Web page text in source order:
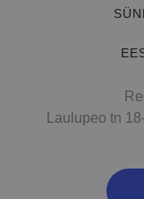
Laulupeo tn